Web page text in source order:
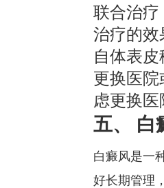
联合治疗
治疗的效
自体表皮
更换医
虑更换医
五、 白
白癜风是一
好长期管理